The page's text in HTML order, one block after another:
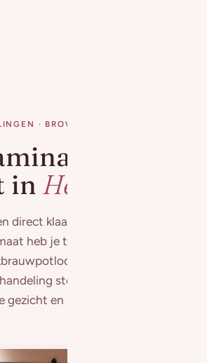
· BROWS & LASHES
&
in Hengelo
direct klaar zijn. Dankzij een
heb je tot wel 8 weken geen
meer nodig. Elke
stem ik namelijk perfect
gezicht en natuurlijke uitstraling.